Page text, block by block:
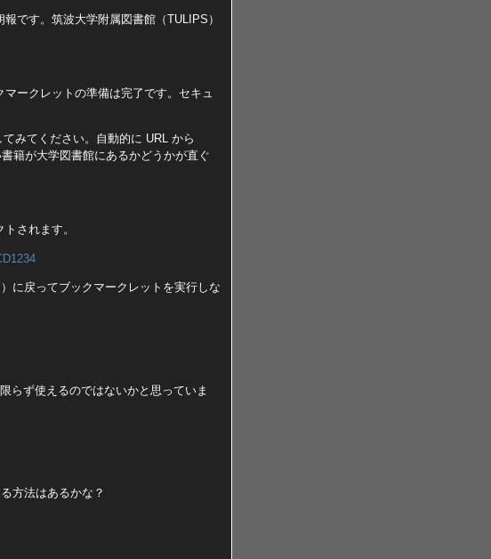
です。筑波大学附属図書館（TULIPS）
ークレットの準備は完了です。セキュ
みてください。自動的に URL から
籍が大学図書館にあるかどうかが直ぐ
されます。
に戻ってブックマークレットを実行しな
らず使えるのではないかと思っていま
方法はあるかな？